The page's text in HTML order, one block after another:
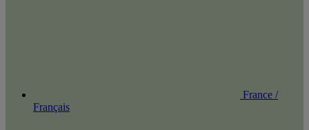
France /
Français